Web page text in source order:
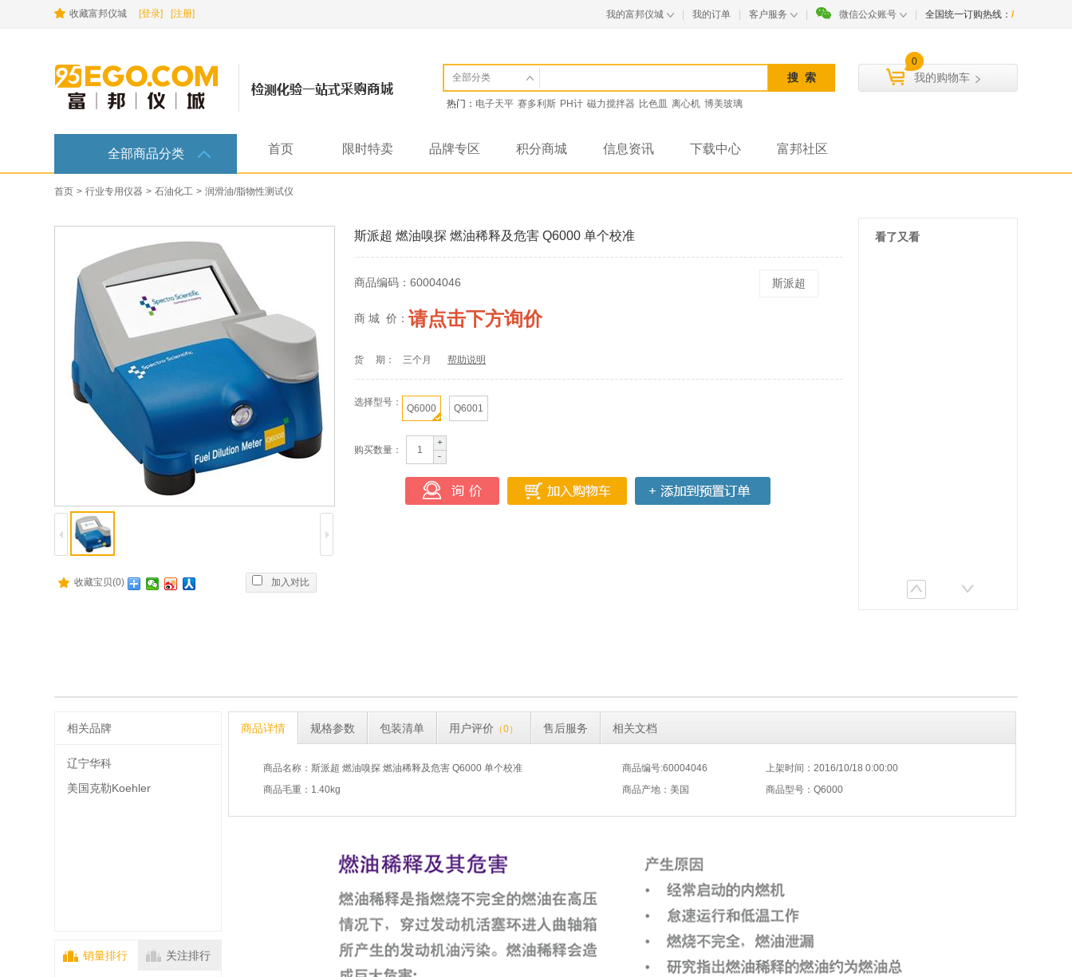
收藏富邦仪城 [登录] [注册] 我的富邦仪城 我的订单 客户服务 微信公众账号 全国统一订购热线： /
全部分类
热门： 电子天平 赛多利斯 PH计 磁力搅拌器 比色皿 离心机 博美玻璃
0
我的购物车
全部商品分类 首页 限时特卖 品牌专区 积分商城 信息资讯 下载中心 富邦社区
首页 > 行业专用仪器 > 石油化工 > 润滑油/脂物性测试仪
收藏宝贝(0) 加入对比
斯派超 燃油嗅探 燃油稀释及危害 Q6000 单个校准
商品编码： 60004046 斯派超
商 城 价： 请点击下方询价
货 期： 三个月 帮助说明
选择型号：
Q6000 Q6001
购买数量：
看了又看
相关品牌
辽宁华科
美国克勒Koehler
销量排行 关注排行
商品详情 规格参数 包装清单 用户评价 （0） 售后服务 相关文档
商品名称：斯派超 燃油嗅探 燃油稀释及危害 Q6000 单个校准 商品编号:60004046
上架时间：2016/10/18 0:00:00
商品毛重：1.40kg
商品产地：美国 商品型号：Q6000